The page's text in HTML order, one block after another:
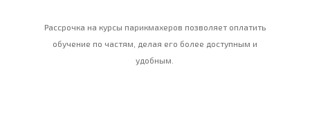
Рассрочка на курсы парикмахеров позволяет оплатить
обучение по частям, делая его более доступным и
удобным.